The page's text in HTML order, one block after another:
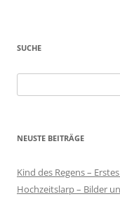
SUCHE
nach:
NEUSTE BEITRÄGE
Kind des Regens –
Hochzeitslarp – Bilder